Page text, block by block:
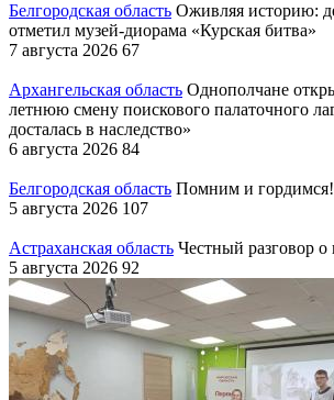
Белгородская область Оживляя историю:
отметил музей-диорама «Курская битва»
7 августа 2026 67
Архангельская область Однополчане
летнюю смену поискового палаточного
досталась в наследство»
6 августа 2026 84
Белгородская область Помним и гордимся!
5 августа 2026 107
Астраханская область Честный разговор о
5 августа 2026 92